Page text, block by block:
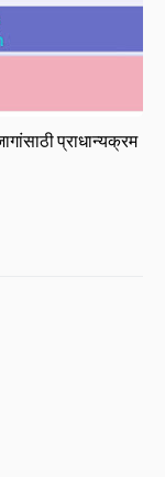
प्राधान्यक्रम